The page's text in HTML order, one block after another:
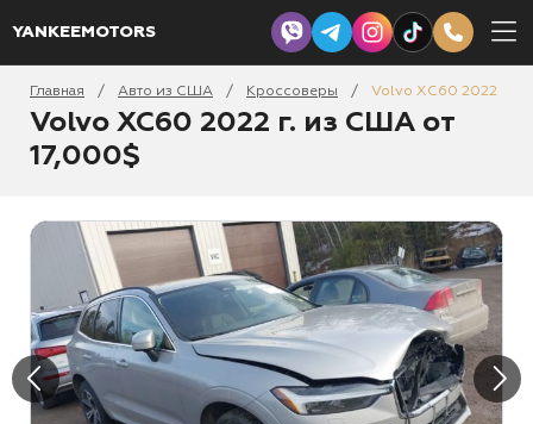
YANKEEMOTORS
Главная / Авто из США / Кроссоверы / Volvo XC60 2022
Volvo XC60 2022 г. из США от
17,000$